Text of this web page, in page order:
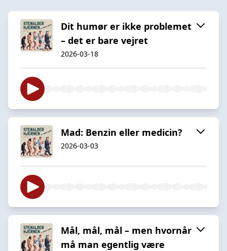
Dit humør er ikke problemet
– det er bare vejret
2026-03-18
Mad: Benzin eller medicin?
2026-03-03
Mål, mål, mål – men hvornår
må man egentlig være